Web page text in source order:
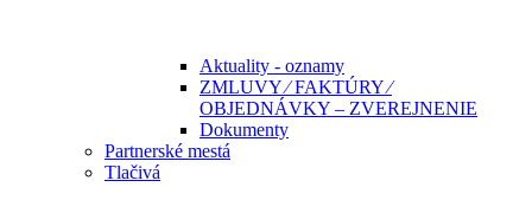
Aktuality - oznamy
ZMLUVY ⁄ FAKTÚRY ⁄
OBJEDNÁVKY – ZVEREJNENIE
Dokumenty
Partnerské mestá
Tlačivá